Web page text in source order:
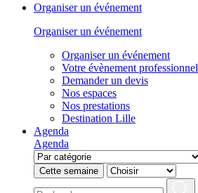
Organiser un événement
Organiser un événement
Organiser un événement
Votre évènement professionnel
Demander un devis
Nos espaces
Nos prestations
Destination Lille
Agenda
Agenda
Cette semaine